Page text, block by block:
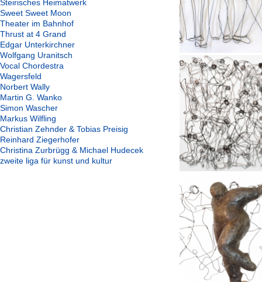
Steirisches Heimatwerk
Sweet Sweet Moon
Theater im Bahnhof
Thrust at 4 Grand
Edgar Unterkirchner
Wolfgang Uranitsch
Vocal Chordestra
Wagersfeld
Norbert Wally
Martin G. Wanko
Simon Wascher
Markus Wilfling
Christian Zehnder & Tobias Preisig
Reinhard Ziegerhofer
Christina Zurbrügg & Michael Hudecek
zweite liga für kunst und kultur